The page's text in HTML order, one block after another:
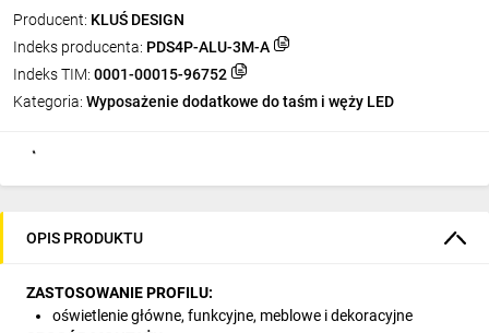
Producent: KLUŚ DESIGN
Indeks producenta: PDS4P-ALU-3M-A
Indeks TIM: 0001-00015-96752
Kategoria: Wyposażenie dodatkowe do taśm i węży LED
OPIS PRODUKTU
ZASTOSOWANIE PROFILU:
oświetlenie główne, funkcyjne, meblowe i dekoracyjne